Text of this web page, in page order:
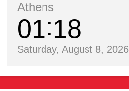
Athens
01 18
Saturday, August 8, 2026